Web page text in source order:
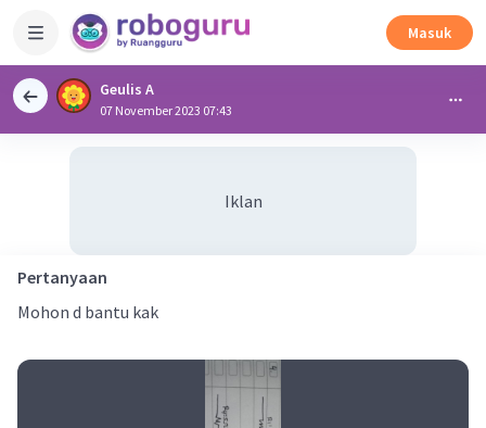
Masuk
Geulis A
07 November 2023 07:43
Iklan
Pertanyaan
Mohon d bantu kak